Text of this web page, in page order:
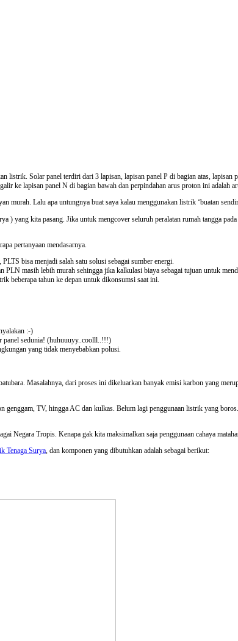
Solar panel terdiri dari 3 lapisan, lapisan panel P di bagian atas, lapisan
ke lapisan panel N di bagian bawah dan perpindahan arus proton ini adalah
murah. Lalu apa untungnya buat saya kalau menggunakan listrik ‘buatan
yang kita pasang. Jika untuk mengcover seluruh peralatan rumah tangga
pertanyaan mendasarnya.
bisa menjadi salah satu solusi sebagai sumber energi.
PLN masih lebih murah sehingga jika kalkulasi biaya sebagai tujuan untuk
beberapa tahun ke depan untuk dikonsumsi saat ini.
:-)
panel sedunia! (huhuuuyy..coolll..!!!)
yang tidak menyebabkan polusi.
Masalahnya, dari proses ini dikeluarkan banyak emisi karbon yang
genggam, TV, hingga AC dan kulkas. Belum lagi penggunaan listrik yang
Negara Tropis. Kenapa gak kita maksimalkan saja penggunaan cahaya
Tenaga Surya, dan komponen yang dibutuhkan adalah sebagai berikut: